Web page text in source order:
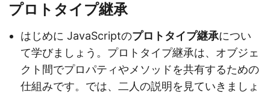
プロトタイプ継承
はじめに JavaScriptのプロトタイプ継承につい
て学びましょう。プロトタイプ継承は、オブジェ
クト間でプロパティやメソッドを共有するための
仕組みです。では、二人の説明を見ていきましょ